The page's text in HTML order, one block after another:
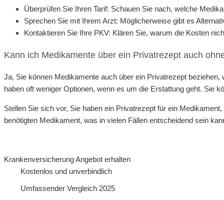
Überprüfen Sie Ihren Tarif: Schauen Sie nach, welche
Sprechen Sie mit Ihrem Arzt: Möglicherweise gibt es
Kontaktieren Sie Ihre PKV: Klären Sie, warum die Kosten
Kann ich Medikamente über ein Privatrezept auch
Ja, Sie können Medikamente auch über ein Privatrezept
haben oft weniger Optionen, wenn es um die Erstattung geht. Sie
Stellen Sie sich vor, Sie haben ein Privatrezept für ein
benötigten Medikament, was in vielen Fällen entscheidend sein
Krankenversicherung Angebot erhalten
Kostenlos und unverbindlich
Umfassender Vergleich 2025